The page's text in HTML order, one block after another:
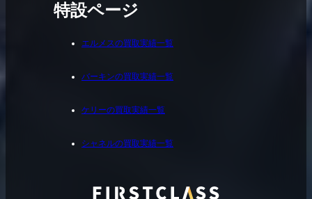
特設ページ
エルメスの買取実績一覧
バーキンの買取実績一覧
ケリーの買取実績一覧
シャネルの買取実績一覧